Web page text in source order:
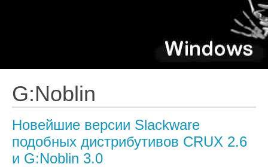
G:Noblin
Новейшие версии Slackware
подобных дистрибутивов CRUX 2.6
и G:Noblin 3.0